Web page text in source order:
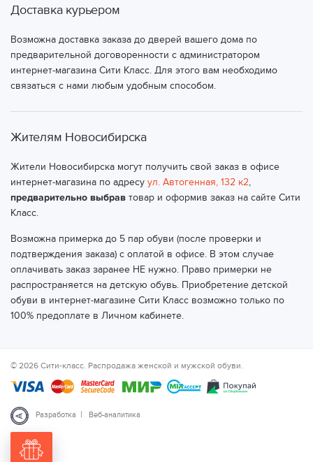
Доставка курьером
Возможна доставка заказа до дверей вашего дома по
предварительной договоренности с администратором
интернет-магазина Сити Класс. Для этого вам необходимо
связаться с нами любым удобным способом.
Жителям Новосибирска
Жители Новосибирска могут получить свой заказ в офисе
интернет-магазина по адресу ул. Автогенная, 132 к2,
предварительно выбрав товар и оформив заказ на сайте Сити
Класс.
Возможна примерка до 5 пар обуви (после проверки и
подтверждения заказа) с оплатой в офисе. В этом случае
оплачивать заказ заранее НЕ нужно. Право примерки не
распространяется на детскую обувь. Приобретение детской
обуви в интернет-магазине Сити Класс возможно только по
100% предоплате в Личном кабинете.
© 2026 Сити-класс. Распродажа женской и мужской обуви.
Разработка | Веб-аналитика